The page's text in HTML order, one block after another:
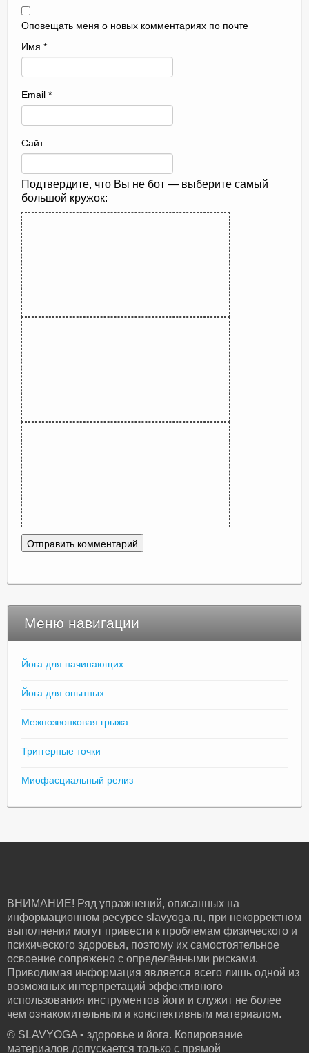
Оповещать меня о новых комментариях по почте
Имя *
Email *
Сайт
Подтвердите, что Вы не бот — выберите самый
большой кружок:
Меню навигации
Йога для начинающих
Йога для опытных
Межпозвонковая грыжа
Триггерные точки
Миофасциальный релиз
ВНИМАНИЕ! Ряд упражнений, описанных на
информационном ресурсе slavyoga.ru, при некорректном
выполнении могут привести к проблемам физического и
психического здоровья, поэтому их самостоятельное
освоение сопряжено с определёнными рисками.
Приводимая информация является всего лишь одной из
возможных интерпретаций эффективного
использования инструментов йоги и служит не более
чем ознакомительным и конспективным материалом.
© SLAVYOGA • здоровье и йога. Копирование
материалов допускается только с прямой